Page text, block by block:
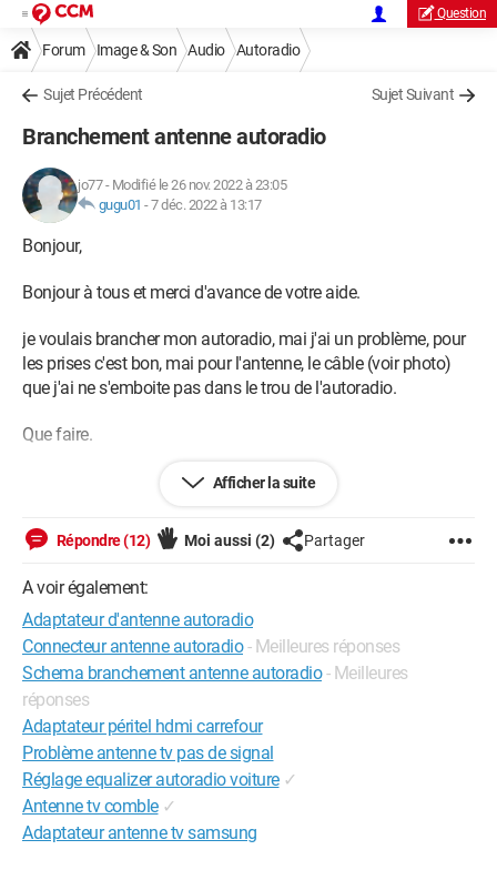
Question
Forum Image & Son Audio Autoradio
Sujet Précédent Sujet Suivant
Branchement antenne autoradio
jo77- Modifié le 26 nov. 2022 à 23:05
gugu01 -7 déc. 2022 à 13:17
Bonjour,
Bonjour à tous et merci d'avance de votre aide.
je voulais brancher mon autoradio, mai j'ai un problème, pour
les prises c'est bon, mai pour l'antenne, le câble (voir photo)
que j'ai ne s'emboite pas dans le trou de l'autoradio.
Que faire.
Windows / Firefox 107.0
Afficher la suite
Répondre (12) Moi aussi (2) Partager
A voir également:
Adaptateur d'antenne autoradio
Connecteur antenne autoradio - Meilleures réponses
Schema branchement antenne autoradio - Meilleures
réponses
Adaptateur péritel hdmi carrefour
Problème antenne tv pas de signal
Réglage equalizer autoradio voiture ✓
Antenne tv comble ✓
Adaptateur antenne tv samsung